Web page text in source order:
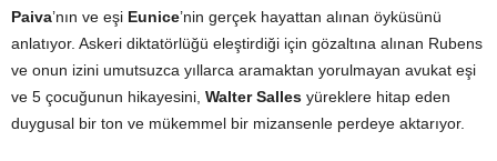
Paiva’nın ve eşi Eunice’nin gerçek hayattan alınan öyküsünü
anlatıyor. Askeri diktatörlüğü eleştirdiği için gözaltına alınan Rubens
ve onun izini umutsuzca yıllarca aramaktan yorulmayan avukat eşi
ve 5 çocuğunun hikayesini, Walter Salles yüreklere hitap eden
duygusal bir ton ve mükemmel bir mizansenle perdeye aktarıyor.